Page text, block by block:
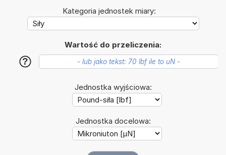
Kategoria jednostek miary:
Wartość do przeliczenia:
?
Jednostka wyjściowa:
Jednostka docelowa: